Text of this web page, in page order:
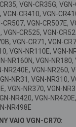
VGN-CR35G,
CR410, VGN-
VGN-
CR525, VGN-
VGN-CR71, VGN-
VGN-NR110E,
NR160N, VGN-
VGN-
NR31, VGN-
VGN-NR370, VGN-
NR420, VGN-
NR498E
VAIO VGN-CR70: